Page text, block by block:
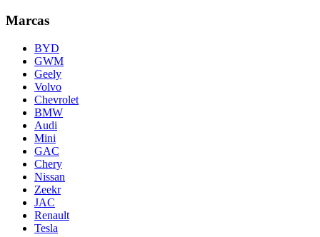
Marcas
BYD
GWM
Geely
Volvo
Chevrolet
BMW
Audi
Mini
GAC
Chery
Nissan
Zeekr
JAC
Renault
Tesla